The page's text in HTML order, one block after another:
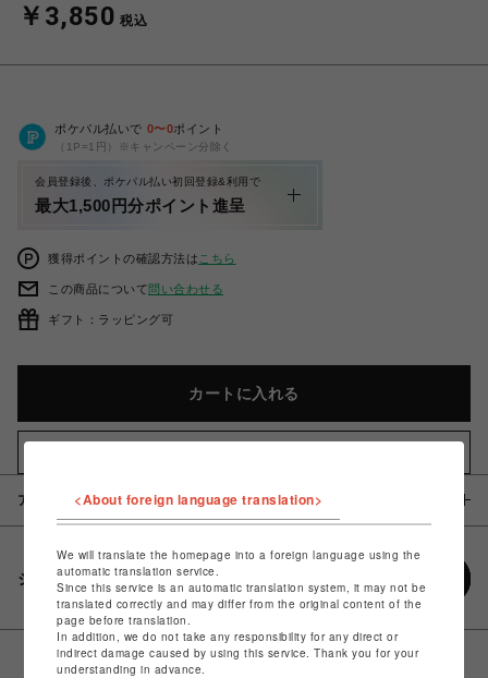
￥3,850 税込
ポケパル払いで 0〜0ポイント
（1P=1円）※キャンペーン分除く
会員登録後、ポケパル払い初回登録&利用で
最大1,500円分ポイント進呈
獲得ポイントの確認方法は こちら
この商品について問い合わせる
ギフト：ラッピング可
カートに入れる
アイテム説明 / 素材
シェアする
<About foreign language translation>
We will translate the homepage into a foreign language using the
automatic translation service.
Since this service is an automatic translation system, it may not be
translated correctly and may differ from the original content of the
page before translation.
In addition, we do not take any responsibility for any direct or
indirect damage caused by using this service. Thank you for your
understanding in advance.